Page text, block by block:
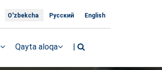
O'zbekcha Русский English
Qayta aloqa |